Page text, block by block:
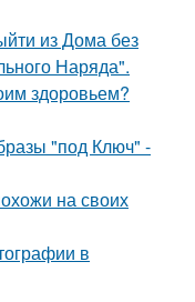
из Дома без
Наряда".
здоровьем?
"под Ключ" -
на своих
в